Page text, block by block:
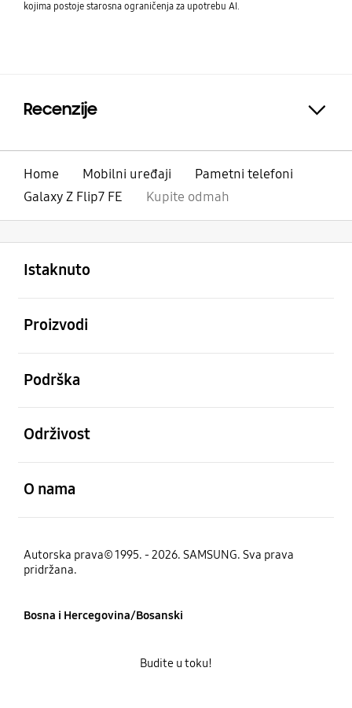
kojima postoje starosna ograničenja za upotrebu AI.
Recenzije
Home Mobilni uređaji
Pametni telefoni
Galaxy Z Flip7 FE
Kupite odmah
Istaknuto
Proizvodi
Podrška
Održivost
O nama
Autorska prava© 1995. - 2026. SAMSUNG. Sva prava
pridržana.
Bosna i Hercegovina/Bosanski
Budite u toku!